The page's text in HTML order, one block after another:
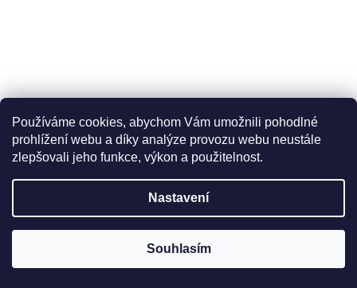
Používáme cookies, abychom Vám umožnili pohodlné
prohlížení webu a díky analýze provozu webu neustále
zlepšovali jeho funkce, výkon a použitelnost.
Nastavení
Souhlasím
Lůžko polohovací elektrické dřevěné PB 326 KID
Skladem